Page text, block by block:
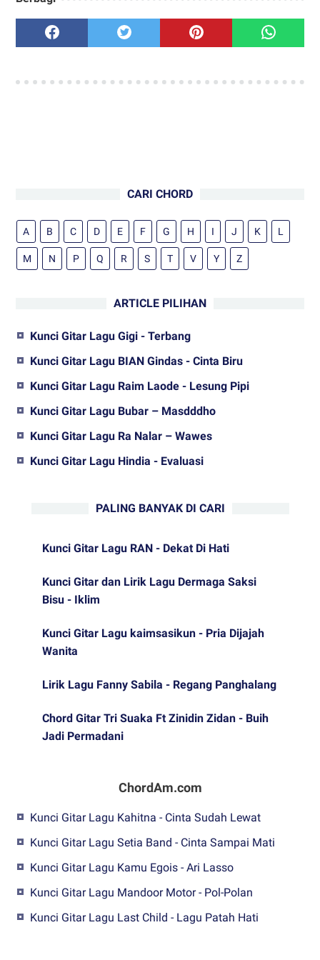
CARI CHORD
A B C D E F G H I J K L
M N P Q R S T V Y Z
ARTICLE PILIHAN
Kunci Gitar Lagu Gigi - Terbang
Kunci Gitar Lagu BIAN Gindas - Cinta Biru
Kunci Gitar Lagu Raim Laode - Lesung Pipi
Kunci Gitar Lagu Bubar – Masdddho
Kunci Gitar Lagu Ra Nalar – Wawes
Kunci Gitar Lagu Hindia - Evaluasi
PALING BANYAK DI CARI
Kunci Gitar Lagu RAN - Dekat Di Hati
Kunci Gitar dan Lirik Lagu Dermaga Saksi
Bisu - Iklim
Kunci Gitar Lagu kaimsasikun - Pria Dijajah
Wanita
Lirik Lagu Fanny Sabila - Regang Panghalang
Chord Gitar Tri Suaka Ft Zinidin Zidan - Buih
Jadi Permadani
ChordAm.com
Kunci Gitar Lagu Kahitna - Cinta Sudah Lewat
Kunci Gitar Lagu Setia Band - Cinta Sampai Mati
Kunci Gitar Lagu Kamu Egois - Ari Lasso
Kunci Gitar Lagu Mandoor Motor - Pol-Polan
Kunci Gitar Lagu Last Child - Lagu Patah Hati